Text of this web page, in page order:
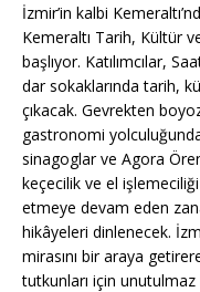
İzmir’in kalbi
Kemeraltı Tarih, Kültür
başlıyor. Katılımcılar,
dar sokaklarında tarih,
çıkacak. Gevrekten
gastronomi
sinagoglar ve Agora
keçecilik ve el
etmeye devam eden
hikâyeleri dinlenecek.
mirasını bir araya
tutkunları için